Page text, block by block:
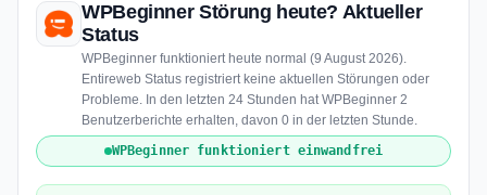
WPBeginner Störung heute? Aktueller
Status
WPBeginner funktioniert heute normal (9 August 2026).
Entireweb Status registriert keine aktuellen Störungen oder
Probleme. In den letzten 24 Stunden hat WPBeginner 2
Benutzerberichte erhalten, davon 0 in der letzten Stunde.
WPBeginner funktioniert einwandfrei